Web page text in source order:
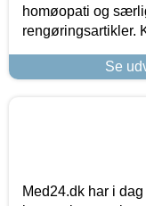
homøopati og
rengøringsartikler.
Se
Med24.dk har i